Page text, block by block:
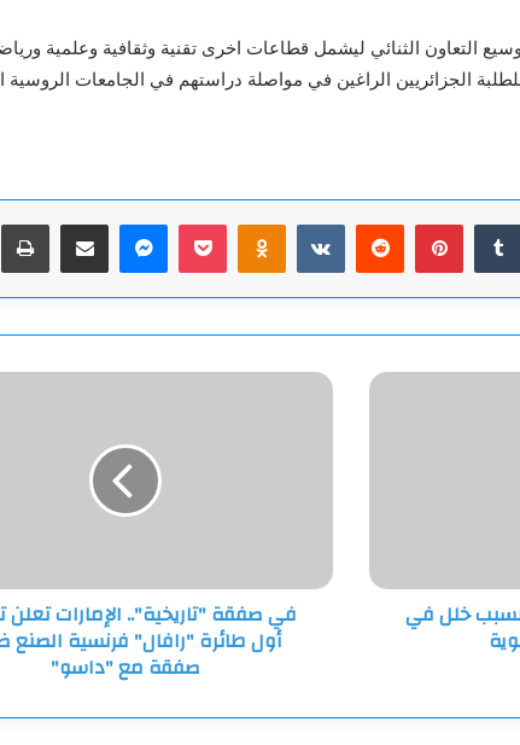
التعاون الثنائي ليشمل قطاعات اخرى تقنية وثقافية وعلمية
الجزائريين الراغين في مواصلة دراستهم في الجامعات الروسية
بينتيريست Odnoklassniki
‫Pocketماسنجرمشاركة عبر البريد
بسبب خلل في
في
"رافال"
فرنسية
مع
في صفقة "تاريخية".. الإمارات
أول طائرة "رافال" فرنسية
صفقة مع "داسو"